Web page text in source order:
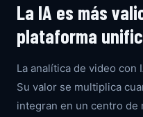
La IA es más
plataforma
La analítica de video con
Su valor se multiplica
integran en un centro de